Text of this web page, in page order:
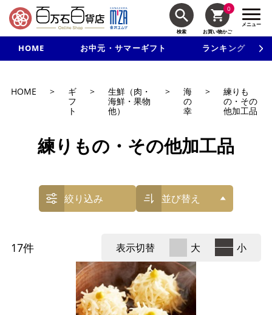
検索
0
お買い物かご
メニュー
HOME お中元・サマーギフト ランキング
新規入会で3千円以上で使える500円クーポンを進呈！
HOME >
ギ
フ
ト
>
生鮮（肉・
海鮮・果物
他）
>
海
の
幸
>
練りも
の・その
他加工品
練りもの・その他加工品
絞り込み 並び替え
17件 表示切替 大 小